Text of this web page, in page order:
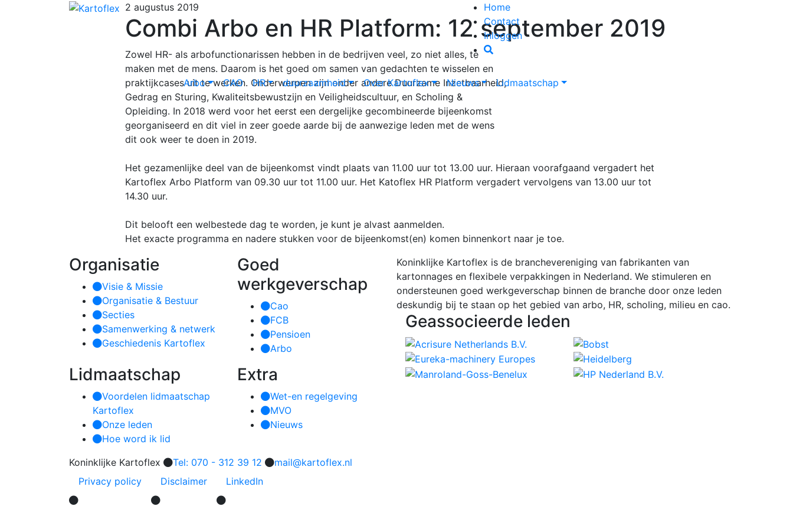
Home
Contact
Inloggen
Arbo CAO HR duurzaamheid Over Kartoflex Nieuws Lidmaatschap
2 augustus 2019
Combi Arbo en HR Platform: 12 september 2019
Zowel HR- als arbofunctionarissen hebben in de bedrijven veel, zo niet alles, te
maken met de mens. Daarom is het goed om samen van gedachten te wisselen en
praktijkcases uit te werken. Onderwerpen zijn onder andere Duurzame Inzetbaarheid,
Gedrag en Sturing, Kwaliteitsbewustzijn en Veiligheidscultuur, en Scholing &
Opleiding. In 2018 werd voor het eerst een dergelijke gecombineerde bijeenkomst
georganiseerd en dit viel in zeer goede aarde bij de aanwezige leden met de wens
dit ook weer te doen in 2019.
Het gezamenlijke deel van de bijeenkomst vindt plaats van 11.00 uur tot 13.00 uur. Hieraan voorafgaand vergadert het
Kartoflex Arbo Platform van 09.30 uur tot 11.00 uur. Het Katoflex HR Platform vergadert vervolgens van 13.00 uur tot
14.30 uur.
Dit belooft een welbestede dag te worden, je kunt je alvast aanmelden.
Het exacte programma en nadere stukken voor de bijeenkomst(en) komen binnenkort naar je toe.
Organisatie
Visie & Missie
Organisatie & Bestuur
Secties
Samenwerking & netwerk
Geschiedenis Kartoflex
Goed
werkgeverschap
Cao
FCB
Pensioen
Arbo
Lidmaatschap
Voordelen lidmaatschap
Kartoflex
Onze leden
Hoe word ik lid
Extra
Wet-en regelgeving
MVO
Nieuws
Koninklijke Kartoflex is de branchevereniging van fabrikanten van
kartonnages en flexibele verpakkingen in Nederland. We stimuleren en
ondersteunen goed werkgeverschap binnen de branche door onze leden
deskundig bij te staan op het gebied van arbo, HR, scholing, milieu en cao.
Geassocieerde leden
Koninklijke Kartoflex Tel: 070 - 312 39 12
mail@kartoflex.nl
Privacy policy
Disclaimer LinkedIn